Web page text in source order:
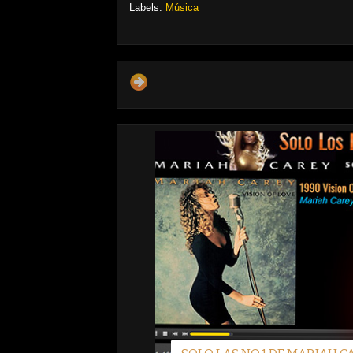
Labels: Música